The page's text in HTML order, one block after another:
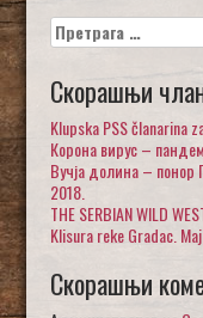
Претрага
за:
Скорашњи
Klupska PSS članarina
Корона вирус –
Вучја долина –
2018.
THE SERBIAN WILD
Klisura reke Gradac.
Скорашњи